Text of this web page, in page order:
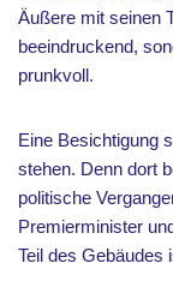
Äußere mit seinen
beeindruckend,
prunkvoll.
Eine Besichtigung
stehen. Denn dort
politische
Premierminister
Teil des Gebäudes